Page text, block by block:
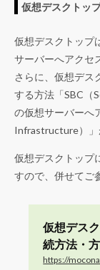
仮想デスクトッ
仮想デスクトップ
サーバーへアクセ
さらに、仮想デス
する方法「SBC（
の仮想サーバーへ
Infrastructure）」
仮想デスクトップ
すので、併せてご
仮想デス
続方法・
のメリッ
https://